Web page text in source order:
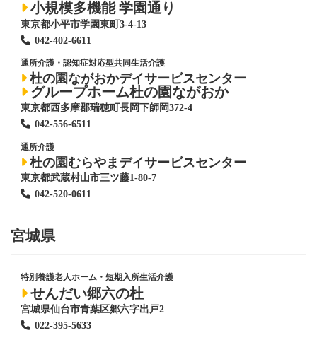
小規模多機能 学園通り
東京都小平市学園東町3-4-13
042-402-6611
通所介護・認知症対応型共同生活介護
杜の園ながおかデイサービスセンター
グループホーム杜の園ながおか
東京都西多摩郡瑞穂町長岡下師岡372-4
042-556-6511
通所介護
杜の園むらやまデイサービスセンター
東京都武蔵村山市三ツ藤1-80-7
042-520-0611
宮城県
特別養護老人ホーム ・短期入所生活介護
せんだい郷六の杜
宮城県仙台市青葉区郷六字出戸2
022-395-5633